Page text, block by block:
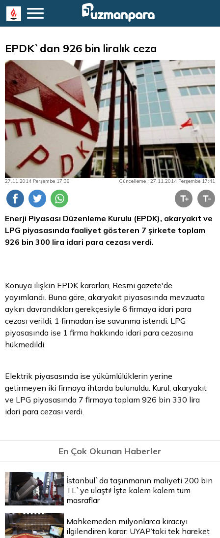
EPDK`dan 926 bin liralık ceza
27.11.2014 Perşembe 17:38 Güncelleme : 27.11.2014 Perşembe 17:41
Enerji Piyasası Düzenleme Kurulu (EPDK), akaryakıt ve
LPG piyasasında faaliyet gösteren 7 şirkete toplam
926 bin 300 lira idari para cezası verdi.
Konuya ilişkin EPDK kararları, Resmi gazete'de
yayımlandı. Buna göre, akaryakıt piyasasında mevzuata
aykırı davrandıkları gerekçesiyle 6 firmaya idari para
cezası verildi, 1 firmadan ise savunma istendi. LPG
piyasasında ise 1 firma hakkında idari para cezasına
hükmedildi.
Elektrik piyasasında ise yükümlülüklerin yerine
getirmeyen iki firmaya ihtarda bulunuldu. Kurul, akaryakıt
ve LPG piyasasında 7 firmaya toplam 926 bin 330 lira
idari para cezası verdi.
En Çok Okunan Haberler
İstanbul`da taşınmanın maliyeti 200 bin
TL`ye ulaştı! İşte kalem kalem tüm
masraflar
Mahkemeden milyonlarca kiracıyı
ilgilendiren karar: UYAP’taki tek hareket